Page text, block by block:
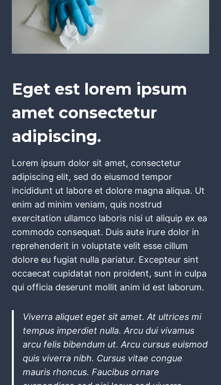
Eget est lorem ipsum
amet consectetur
adipiscing.
Lorem ipsum dolor sit amet, consectetur
adipiscing elit, sed do eiusmod tempor
incididunt ut labore et dolore magna aliqua. Ut
enim ad minim veniam, quis nostrud
exercitation ullamco laboris nisi ut aliquip ex ea
commodo consequat. Duis aute irure dolor in
reprehenderit in voluptate velit esse cillum
dolore eu fugiat nulla pariatur. Excepteur sint
occaecat cupidatat non proident, sunt in culpa
qui officia deserunt mollit anim id est laborum.
Viverra aliquet eget sit amet. At ultrices mi
tempus imperdiet nulla. Arcu dui vivamus
arcu felis bibendum ut. Arcu cursus euismod
quis viverra nibh. Cursus vitae congue
mauris rhoncus. Faucibus ornare